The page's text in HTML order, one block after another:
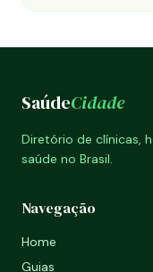
SaúdeCidade
Diretório de clínicas,
saúde no Brasil.
Navegação
Home
Guias